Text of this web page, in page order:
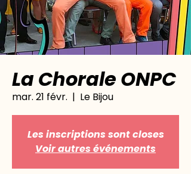
La Chorale ONPC
mar. 21 févr.
  |
Le Bijou
Les inscriptions sont closes
Voir autres événements